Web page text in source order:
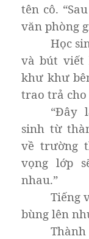
tên cô.
văn phòng
Học
và bút viết
khư khư
trao trả cho
“Đây
sinh từ
về trường
vọng lớp
nhau.”
Tiếng
bùng lên
Thành